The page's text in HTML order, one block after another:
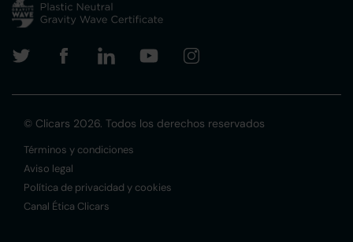
© Clicars 2026. Todos los derechos reservados
Términos y condiciones
Aviso legal
Política de privacidad y cookies
Canal Ética Clicars